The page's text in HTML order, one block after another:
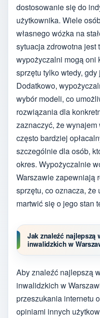
dostosowanie się do
użytkownika. Wiele
własnego wózka na
sytuacja zdrowotna jest
wypożyczalni mogą oni
sprzętu tylko wtedy,
Dodatkowo,
wybór modeli, co
rozwiązania dla
zaznaczyć, że
często bardziej
szczególnie dla osób,
okres. Wypożyczalnie
Warszawie zapewniają
sprzętu, co oznacza,
martwić się o jego stan
Jak znaleźć najlepszą
inwalidzkich w
Aby znaleźć najlepszą
inwalidzkich w
przeszukania internetu
opiniami innych